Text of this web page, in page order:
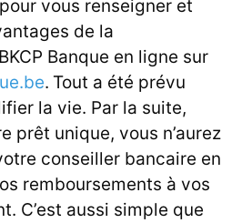
vous renseigner et
de la
Banque en ligne sur
. Tout a été prévu
la vie. Par la suite,
prêt unique, vous n’aurez
conseiller bancaire en
remboursements à vos
C’est aussi simple que